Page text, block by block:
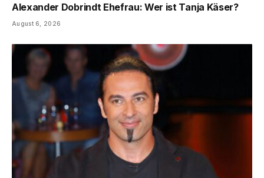
Alexander Dobrindt Ehefrau: Wer ist Tanja Käser?
August 6, 2026